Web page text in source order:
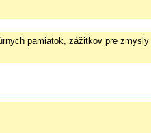
pamiatok, zážitkov pre